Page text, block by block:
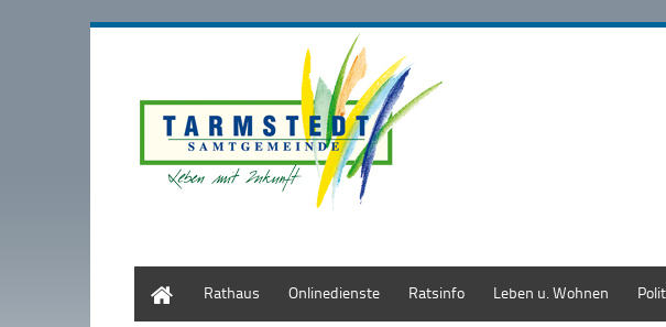
Rathaus Onlinedienste Ratsinfo Leben u. Wohnen